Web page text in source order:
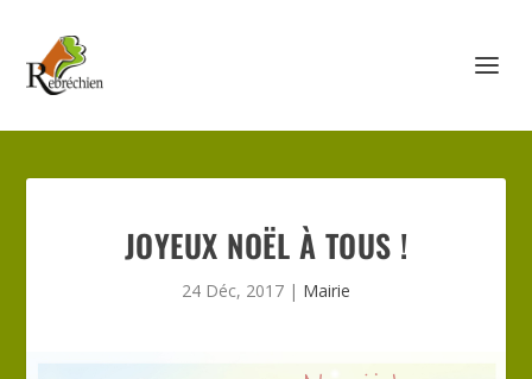
JOYEUX NOËL À TOUS !
24 Déc, 2017 | Mairie